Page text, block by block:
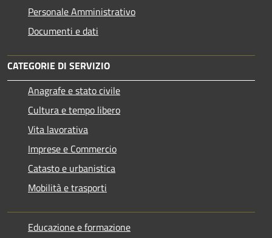
Personale Amministrativo
Documenti e dati
CATEGORIE DI SERVIZIO
Anagrafe e stato civile
Cultura e tempo libero
Vita lavorativa
Imprese e Commercio
Catasto e urbanistica
Mobilità e trasporti
Educazione e formazione